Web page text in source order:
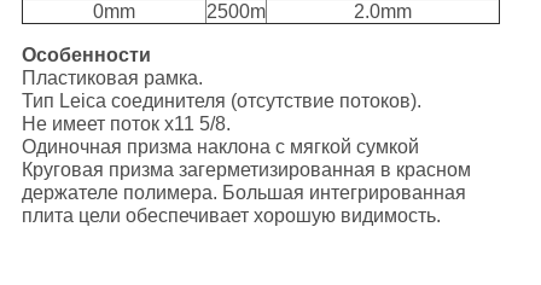
0mm
2500m 2.0mm
Особенности
Пластиковая рамка.
Тип Leica соединителя (отсутствие потоков).
Не имеет поток x11 5/8.
Одиночная призма наклона с мягкой сумкой
Круговая призма загерметизированная в красном
держателе полимера. Большая интегрированная
плита цели обеспечивает хорошую видимость.